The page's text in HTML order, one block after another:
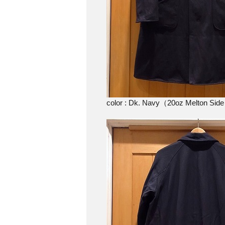
color : Dk. Navy（20oz Melton